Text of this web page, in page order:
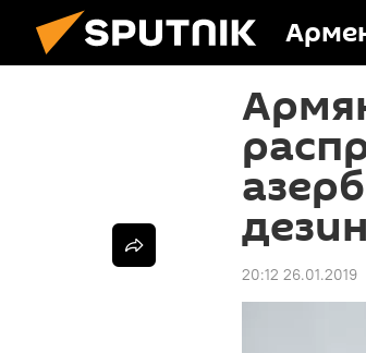
20:12 26.01.2019